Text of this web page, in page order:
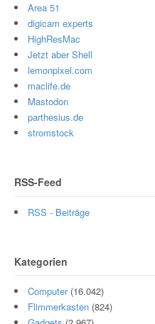
Area 51
digicam experts
HighResMac
Jetzt aber Shell
lemonpixel.com
maclife.de
Mastodon
parthesius.de
stromstock
RSS-Feed
RSS - Beiträge
Kategorien
Computer(16.042)
Flimmerkasten (824)